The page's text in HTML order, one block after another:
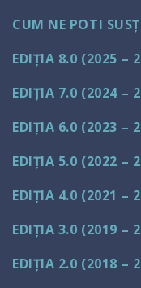
CUM NE POTI
EDIȚIA 8.0 (2025 –
EDIȚIA 7.0 (2024 –
EDIȚIA 6.0 (2023 –
EDIȚIA 5.0 (2022 –
EDIȚIA 4.0 (2021 –
EDIȚIA 3.0 (2019 –
EDIȚIA 2.0 (2018 –